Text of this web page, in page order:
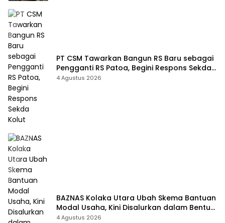
PT CSM Tawarkan Bangun RS Baru sebagai
Pengganti RS Patoa, Begini Respons Sekda
Kolut
4 Agustus 2026
BAZNAS Kolaka Utara Ubah Skema Bantuan
Modal Usaha, Kini Disalurkan dalam Bentuk
Barang Senilai Rp419,5 Juta
4 Agustus 2026